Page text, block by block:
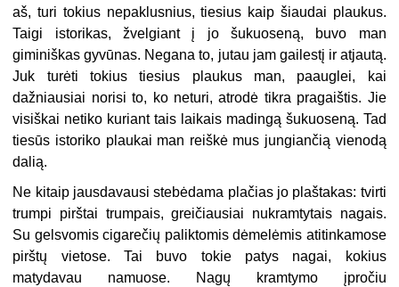
aš, turi tokius nepaklusnius, tiesius kaip šiaudai plaukus.
Taigi istorikas, žvelgiant į jo šukuoseną, buvo man
giminiškas gyvūnas. Negana to, jutau jam gailestį ir atjautą.
Juk turėti tokius tiesius plaukus man, paauglei, kai
dažniausiai norisi to, ko neturi, atrodė tikra pragaištis. Jie
visiškai netiko kuriant tais laikais madingą šukuoseną. Tad
tiesūs istoriko plaukai man reiškė mus jungiančią vienodą
dalią.
Ne kitaip jausdavausi stebėdama plačias jo plaštakas: tvirti
trumpi pirštai trumpais, greičiausiai nukramtytais nagais.
Su gelsvomis cigarečių paliktomis dėmelėmis atitinkamose
pirštų vietose. Tai buvo tokie patys nagai, kokius
matydavau namuose. Nagų kramtymo įpročiu